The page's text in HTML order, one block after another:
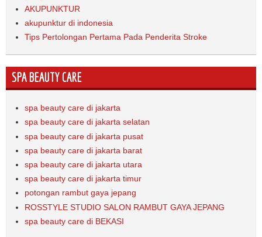
AKUPUNKTUR
akupunktur di indonesia
Tips Pertolongan Pertama Pada Penderita Stroke
SPA BEAUTY CARE
spa beauty care di jakarta
spa beauty care di jakarta selatan
spa beauty care di jakarta pusat
spa beauty care di jakarta barat
spa beauty care di jakarta utara
spa beauty care di jakarta timur
potongan rambut gaya jepang
ROSSTYLE STUDIO SALON RAMBUT GAYA JEPANG
spa beauty care di BEKASI